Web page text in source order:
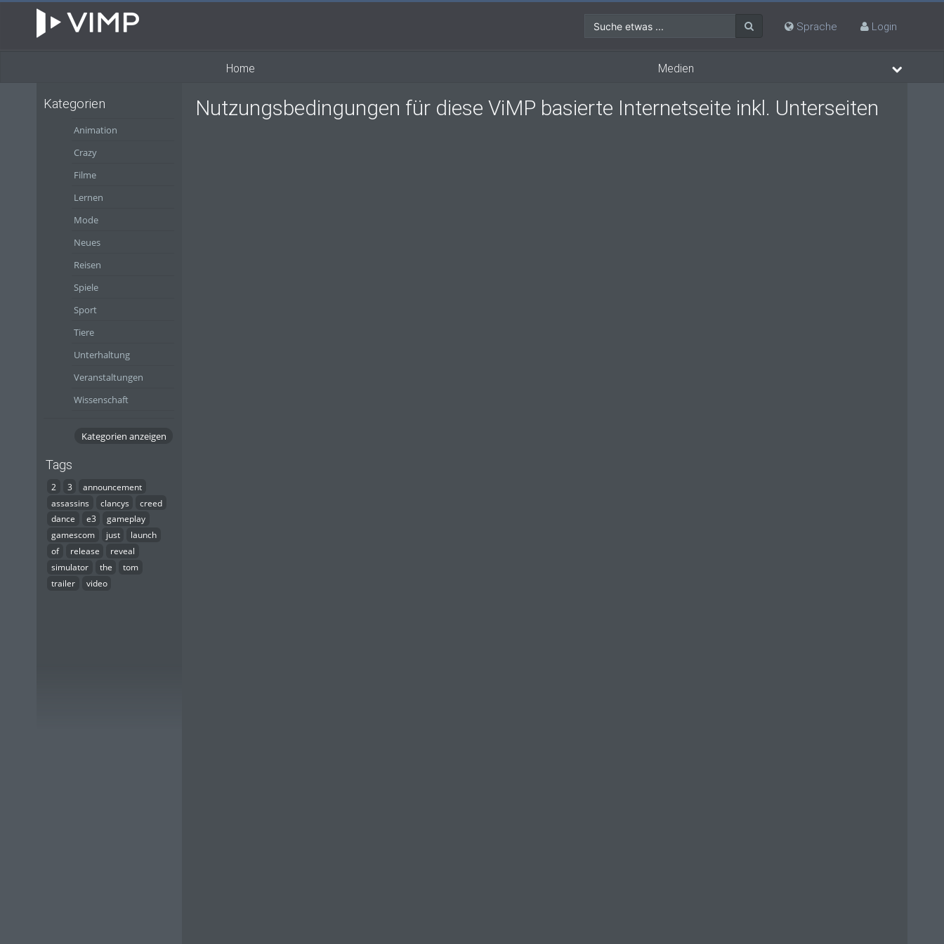
Suche etwas ... Sprache Login
Home Medien
Kategorien
Animation
Crazy
Filme
Lernen
Mode
Neues
Reisen
Spiele
Sport
Tiere
Unterhaltung
Veranstaltungen
Wissenschaft
Kategorien anzeigen
Tags
2 3
announcement
assassins
clancys
creed
dance
e3
gameplay
gamescom
just
launch
of
release
reveal
simulator
the
tom
trailer
video
Nutzungsbedingungen für diese ViMP basierte Internetseite inkl. Unterseiten